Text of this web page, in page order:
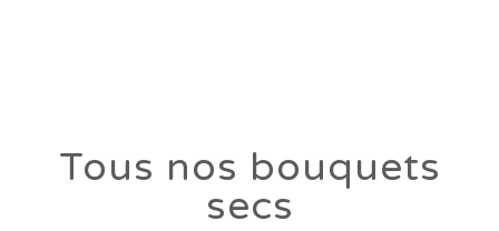
Tous nos bouquets
secs